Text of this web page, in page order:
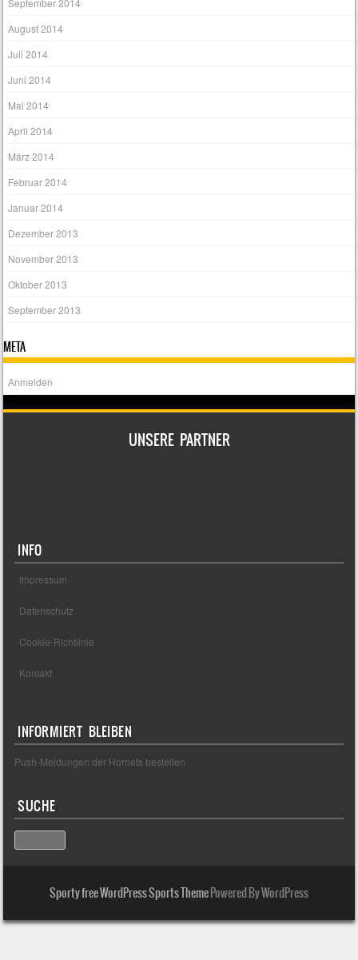
September 2014
August 2014
Juli 2014
Juni 2014
Mai 2014
April 2014
März 2014
Februar 2014
Januar 2014
Dezember 2013
November 2013
Oktober 2013
September 2013
META
Anmelden
UNSERE PARTNER
INFO
Impressum
Datenschutz
Cookie-Richtlinie
Kontakt
INFORMIERT BLEIBEN
Push-Meldungen der Hornets bestellen
SUCHE
Search
Sporty free WordPress Sports ThemePowered By WordPress